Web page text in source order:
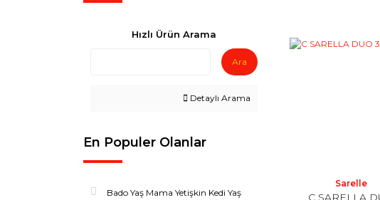
Hızlı Ürün Arama
Ara
Detaylı Arama
En Populer Olanlar
Bado Yaş Mama Yetişkin Kedi Yaş
Sarelle
C SARELLA